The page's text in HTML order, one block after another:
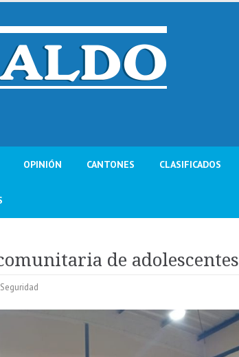
OPINIÓN CANTONES CLASIFICADOS
de adolescentes
Seguridad